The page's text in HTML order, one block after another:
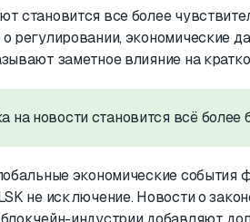
становится все более
регулировании, экономические
заметное влияние на
на новости становится всё более
экономические
не исключение. Новости о